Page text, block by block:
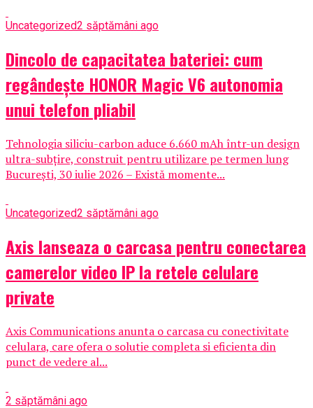
Uncategorized2 săptămâni ago
Dincolo de capacitatea bateriei: cum
regândește HONOR Magic V6 autonomia
unui telefon pliabil
Tehnologia siliciu-carbon aduce 6.660 mAh într-un design
ultra-subțire, construit pentru utilizare pe termen lung
București, 30 iulie 2026 – Există momente...
Uncategorized2 săptămâni ago
Axis lanseaza o carcasa pentru conectarea
camerelor video IP la retele celulare
private
Axis Communications anunta o carcasa cu conectivitate
celulara, care ofera o solutie completa si eficienta din
punct de vedere al...
2 săptămâni ago